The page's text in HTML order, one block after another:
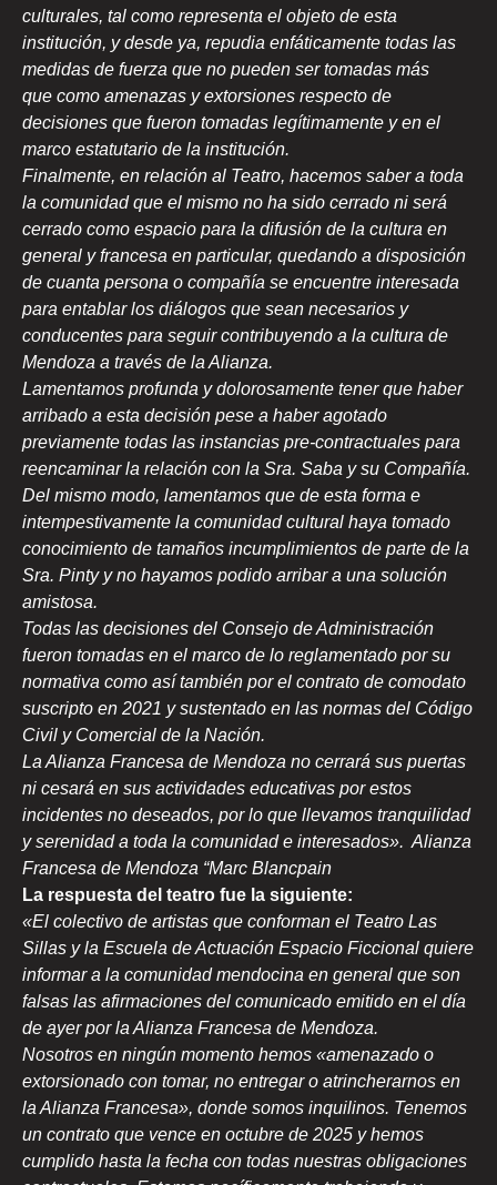
culturales, tal como representa el objeto de esta
institución, y desde ya, repudia enfáticamente todas las
medidas de fuerza que no pueden ser tomadas más
que como amenazas y extorsiones respecto de
decisiones que fueron tomadas legítimamente y en el
marco estatutario de la institución.
Finalmente, en relación al Teatro, hacemos saber a toda
la comunidad que el mismo no ha sido cerrado ni será
cerrado como espacio para la difusión de la cultura en
general y francesa en particular, quedando a disposición
de cuanta persona o compañía se encuentre interesada
para entablar los diálogos que sean necesarios y
conducentes para seguir contribuyendo a la cultura de
Mendoza a través de la Alianza.
Lamentamos profunda y dolorosamente tener que haber
arribado a esta decisión pese a haber agotado
previamente todas las instancias pre-contractuales para
reencaminar la relación con la Sra. Saba y su Compañía.
Del mismo modo, lamentamos que de esta forma e
intempestivamente la comunidad cultural haya tomado
conocimiento de tamaños incumplimientos de parte de la
Sra. Pinty y no hayamos podido arribar a una solución
amistosa.
Todas las decisiones del Consejo de Administración
fueron tomadas en el marco de lo reglamentado por su
normativa como así también por el contrato de comodato
suscripto en 2021 y sustentado en las normas del Código
Civil y Comercial de la Nación.
La Alianza Francesa de Mendoza no cerrará sus puertas
ni cesará en sus actividades educativas por estos
incidentes no deseados, por lo que llevamos tranquilidad
y serenidad a toda la comunidad e interesados». Alianza
Francesa de Mendoza “Marc Blancpain
La respuesta del teatro fue la siguiente:
«El colectivo de artistas que conforman el Teatro Las
Sillas y la Escuela de Actuación Espacio Ficcional quiere
informar a la comunidad mendocina en general que son
falsas las afirmaciones del comunicado emitido en el día
de ayer por la Alianza Francesa de Mendoza.
Nosotros en ningún momento hemos «amenazado o
extorsionado con tomar, no entregar o atrincherarnos en
la Alianza Francesa», donde somos inquilinos. Tenemos
un contrato que vence en octubre de 2025 y hemos
cumplido hasta la fecha con todas nuestras obligaciones